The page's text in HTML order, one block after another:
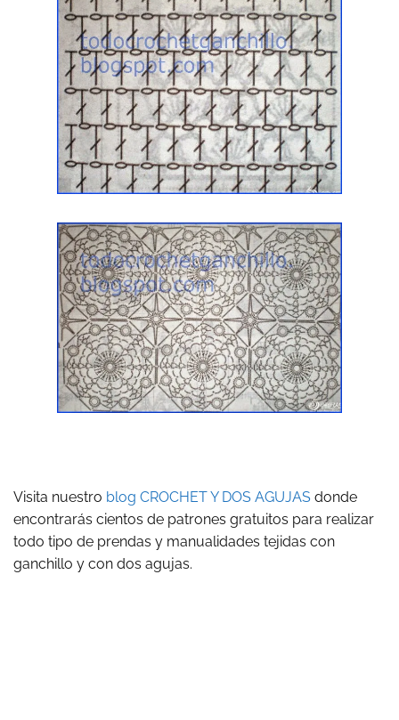
Visita nuestro blog CROCHET Y DOS AGUJAS donde
encontrarás cientos de patrones gratuitos para realizar
todo tipo de prendas y manualidades tejidas con
ganchillo y con dos agujas.